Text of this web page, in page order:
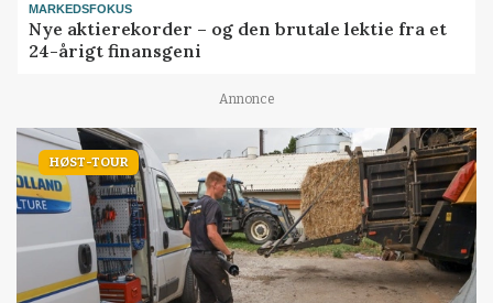
MARKEDSFOKUS
Nye aktierekorder – og den brutale lektie fra et
24-årigt finansgeni
Annonce
HØST-TOUR